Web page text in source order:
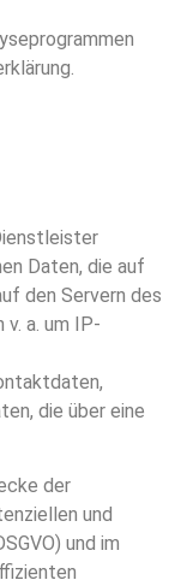
Daten, die auf
den Servern des
a. um IP-
die über eine
der
und
und im